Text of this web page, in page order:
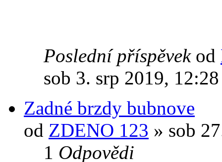
Poslední příspěvek od
sob 3. srp 2019, 12:28
Zadné brzdy bubnove
od ZDENO 123 » sob
1 Odpovědi